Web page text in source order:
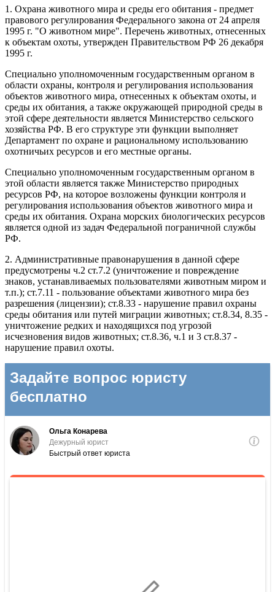
1. Охрана животного мира и среды его обитания - предмет
правового регулирования Федерального закона от 24 апреля
1995 г. "О животном мире". Перечень животных, отнесенных
к объектам охоты, утвержден Правительством РФ 26 декабря
1995 г.
Специально уполномоченным государственным органом в
области охраны, контроля и регулирования использования
объектов животного мира, отнесенных к объектам охоты, и
среды их обитания, а также окружающей природной среды в
этой сфере деятельности является Министерство сельского
хозяйства РФ. В его структуре эти функции выполняет
Департамент по охране и рациональному использованию
охотничьих ресурсов и его местные органы.
Специально уполномоченным государственным органом в
этой области является также Министерство природных
ресурсов РФ, на которое возложены функции контроля и
регулирования использования объектов животного мира и
среды их обитания. Охрана морских биологических ресурсов
является одной из задач Федеральной пограничной службы
РФ.
2. Административные правонарушения в данной сфере
предусмотрены ч.2 ст.7.2 (уничтожение и повреждение
знаков, устанавливаемых пользователями животным миром и
т.п.); ст.7.11 - пользование объектами животного мира без
разрешения (лицензии); ст.8.33 - нарушение правил охраны
среды обитания или путей миграции животных; ст.8.34, 8.35 -
уничтожение редких и находящихся под угрозой
исчезновения видов животных; ст.8.36, ч.1 и 3 ст.8.37 -
нарушение правил охоты.